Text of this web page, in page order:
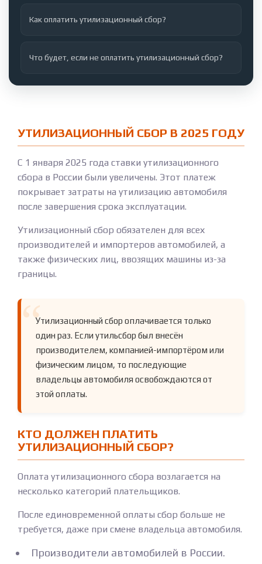
Как оплатить утилизационный сбор?
Что будет, если не оплатить утилизационный сбор?
УТИЛИЗАЦИОННЫЙ СБОР В 2025 ГОДУ
С 1 января 2025 года ставки утилизационного
сбора в России были увеличены. Этот платеж
покрывает затраты на утилизацию автомобиля
после завершения срока эксплуатации.
Утилизационный сбор обязателен для всех
производителей и импортеров автомобилей, а
также физических лиц, ввозящих машины из-за
границы.
Утилизационный сбор оплачивается только
один раз. Если утильсбор был внесён
производителем, компанией-импортёром или
физическим лицом, то последующие
владельцы автомобиля освобождаются от
этой оплаты.
КТО ДОЛЖЕН ПЛАТИТЬ
УТИЛИЗАЦИОННЫЙ СБОР?
Оплата утилизационного сбора возлагается на
несколько категорий плательщиков.
После единовременной оплаты сбор больше не
требуется, даже при смене владельца автомобиля.
Производители автомобилей в России.